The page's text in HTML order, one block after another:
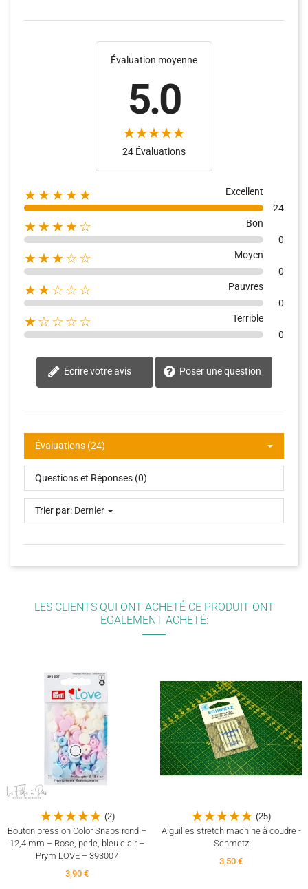
Évaluation moyenne
5.0
24 Évaluations
★★★★★
Excellent
24
★★★★☆
Bon
0
★★★☆☆
Moyen
0
★★☆☆☆
Pauvres
0
★☆☆☆☆
Terrible
0
Écrire votre avis Poser une question
Évaluations (24)
Questions et Réponses (0)
Trier par: Dernier
LES CLIENTS QUI ONT ACHETÉ CE PRODUIT ONT
ÉGALEMENT ACHETÉ:
(2)
Bouton pression Color Snaps rond –
12,4 mm – Rose, perle, bleu clair –
Prym LOVE – 393007
3,90 €
(25)
Aiguilles stretch machine à coudre -
Schmetz
3,50 €